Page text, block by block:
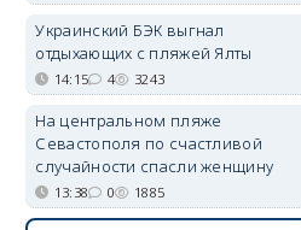
Украинский БЭК выгнал
отдыхающих с пляжей Ялты
14:15 4 3243
На центральном пляже
Севастополя по счастливой
случайности спасли женщину
13:38 0 1885